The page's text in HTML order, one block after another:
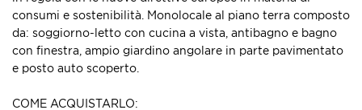
consumi e sostenibilità. Monolocale al piano terra composto
da: soggiorno-letto con cucina a vista, antibagno e bagno
con finestra, ampio giardino angolare in parte pavimentato
e posto auto scoperto.
COME ACQUISTARLO: